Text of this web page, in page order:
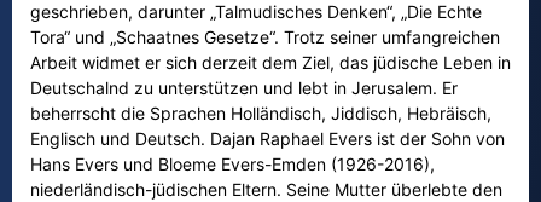
geschrieben, darunter „Talmudisches Denken“, „Die Echte
Tora“ und „Schaatnes Gesetze“. Trotz seiner umfangreichen
Arbeit widmet er sich derzeit dem Ziel, das jüdische Leben in
Deutschalnd zu unterstützen und lebt in Jerusalem. Er
beherrscht die Sprachen Holländisch, Jiddisch, Hebräisch,
Englisch und Deutsch. Dajan Raphael Evers ist der Sohn von
Hans Evers und Bloeme Evers-Emden (1926-2016),
niederländisch-jüdischen Eltern. Seine Mutter überlebte den